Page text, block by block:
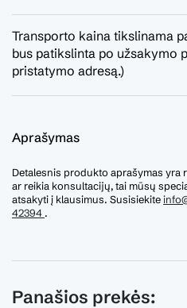
Aprašymas
Detalesnis produkto aprašymas yra
ar reikia konsultacijų, tai mūsų
atsakyti į klausimus. Susisiekite
42394 .
Transporto kaina tikslinama
bus patikslinta po užsakymo
pristatymo adresą.)
Panašios prekės: